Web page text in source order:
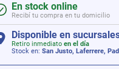
En stock online
Recibí tu compra en tu domicilio
Disponible en
Retiro inmediato en el día
Stock en: San Justo, Laferrere,